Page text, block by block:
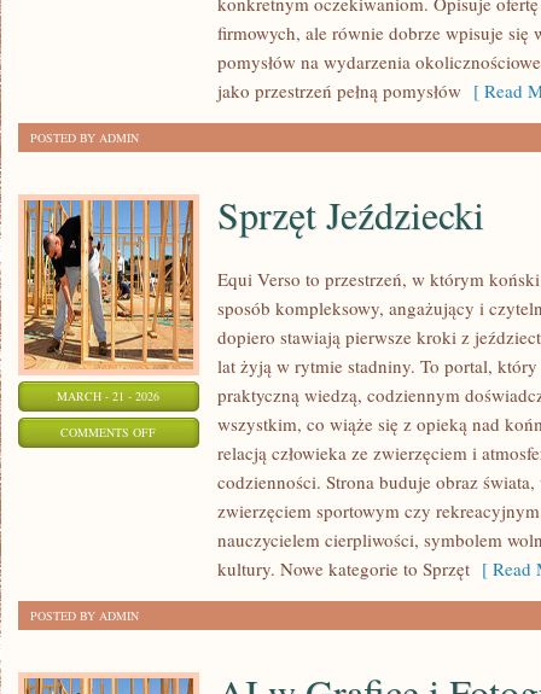
firmowych, ale równie dobrze wpisuje się
pomysłów na wydarzenia
jako przestrzeń pełną pomysłów [ Read
POSTED BY ADMIN
MARCH - 21 - 2026
COMMENTS OFFON
JEŹDZIECKI
Sprzęt Jeździecki
Equi Verso to przestrzeń, w którym
sposób kompleksowy, angażujący i
dopiero stawiają pierwsze kroki z
lat żyją w rytmie stadniny. To portal, który
praktyczną wiedzą, codziennym
wszystkim, co wiąże się z opieką nad
relacją człowieka ze zwierzęciem i
codzienności. Strona buduje obraz
zwierzęciem sportowym czy
nauczycielem cierpliwości, symbolem
kultury. Nowe kategorie to Sprzęt [ Read
POSTED BY ADMIN